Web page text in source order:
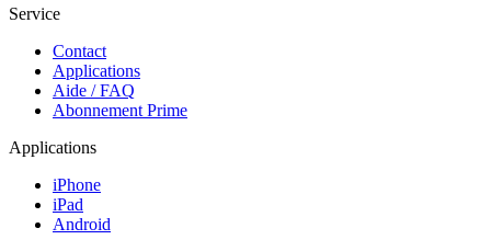
Service
Contact
Applications
Aide / FAQ
Abonnement Prime
Applications
iPhone
iPad
Android